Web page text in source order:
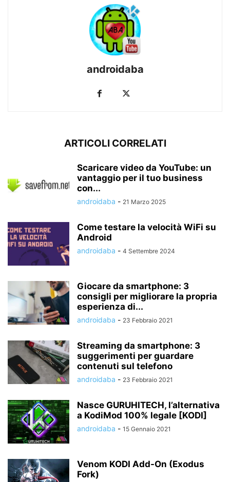
androidaba
ARTICOLI CORRELATI
Scaricare video da YouTube: un
vantaggio per il tuo business
con...
androidaba - 21 Marzo 2025
Come testare la velocità WiFi su
Android
androidaba - 4 Settembre 2024
Giocare da smartphone: 3
consigli per migliorare la propria
esperienza di...
androidaba - 23 Febbraio 2021
Streaming da smartphone: 3
suggerimenti per guardare
contenuti sul telefono
androidaba - 23 Febbraio 2021
Nasce GURUHITECH, l’alternativa
a KodiMod 100% legale [KODI]
androidaba - 15 Gennaio 2021
Venom KODI Add-On (Exodus
Fork)